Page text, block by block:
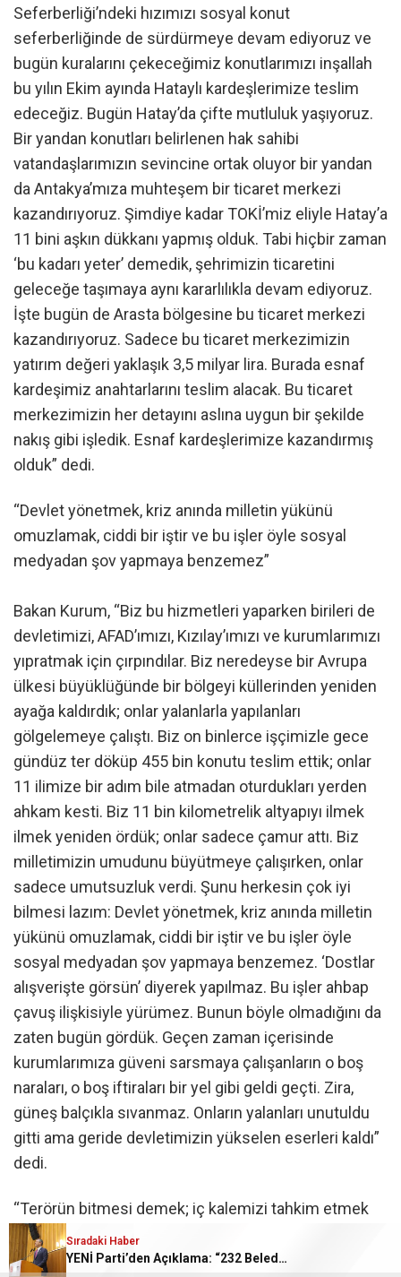
Seferberliği’ndeki hızımızı sosyal konut
seferberliğinde de sürdürmeye devam ediyoruz ve
bugün kuralarını çekeceğimiz konutlarımızı inşallah
bu yılın Ekim ayında Hataylı kardeşlerimize teslim
edeceğiz. Bugün Hatay’da çifte mutluluk yaşıyoruz.
Bir yandan konutları belirlenen hak sahibi
vatandaşlarımızın sevincine ortak oluyor bir yandan
da Antakya’mıza muhteşem bir ticaret merkezi
kazandırıyoruz. Şimdiye kadar TOKİ’miz eliyle Hatay’a
11 bini aşkın dükkanı yapmış olduk. Tabi hiçbir zaman
‘bu kadarı yeter’ demedik, şehrimizin ticaretini
geleceğe taşımaya aynı kararlılıkla devam ediyoruz.
İşte bugün de Arasta bölgesine bu ticaret merkezi
kazandırıyoruz. Sadece bu ticaret merkezimizin
yatırım değeri yaklaşık 3,5 milyar lira. Burada esnaf
kardeşimiz anahtarlarını teslim alacak. Bu ticaret
merkezimizin her detayını aslına uygun bir şekilde
nakış gibi işledik. Esnaf kardeşlerimize kazandırmış
olduk” dedi.
“Devlet yönetmek, kriz anında milletin yükünü
omuzlamak, ciddi bir iştir ve bu işler öyle sosyal
medyadan şov yapmaya benzemez”
Bakan Kurum, “Biz bu hizmetleri yaparken birileri de
devletimizi, AFAD’ımızı, Kızılay’ımızı ve kurumlarımızı
yıpratmak için çırpındılar. Biz neredeyse bir Avrupa
ülkesi büyüklüğünde bir bölgeyi küllerinden yeniden
ayağa kaldırdık; onlar yalanlarla yapılanları
gölgelemeye çalıştı. Biz on binlerce işçimizle gece
gündüz ter döküp 455 bin konutu teslim ettik; onlar
11 ilimize bir adım bile atmadan oturdukları yerden
ahkam kesti. Biz 11 bin kilometrelik altyapıyı ilmek
ilmek yeniden ördük; onlar sadece çamur attı. Biz
milletimizin umudunu büyütmeye çalışırken, onlar
sadece umutsuzluk verdi. Şunu herkesin çok iyi
bilmesi lazım: Devlet yönetmek, kriz anında milletin
yükünü omuzlamak, ciddi bir iştir ve bu işler öyle
sosyal medyadan şov yapmaya benzemez. ‘Dostlar
alışverişte görsün’ diyerek yapılmaz. Bu işler ahbap
çavuş ilişkisiyle yürümez. Bunun böyle olmadığını da
zaten bugün gördük. Geçen zaman içerisinde
kurumlarımıza güveni sarsmaya çalışanların o boş
naraları, o boş iftiraları bir yel gibi geldi geçti. Zira,
güneş balçıkla sıvanmaz. Onların yalanları unutuldu
gitti ama geride devletimizin yükselen eserleri kaldı”
dedi.
“Terörün bitmesi demek; iç kalemizi tahkim etmek
demek, Türkiye Yüzyılı hedeflerine terör yükünden
arınmış güçlü bir Türkiye olarak yürümek demektir”
Sıradaki Haber
YENİ Parti’den Açıklama: “232 Belediye Başkanı